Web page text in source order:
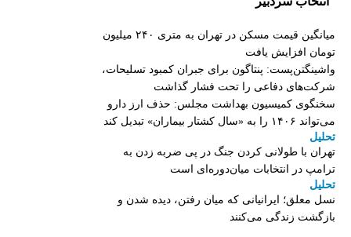
میانگین قیمت مسکن در تهران به متری ۲۴۰ میلیون
تومان افزایش یافت
واشینگتن‌پست: پنتاگون برای جبران کمبود تسلیحات،
شرکت‌های دفاعی را تحت فشار گذاشت
سخنگوی کمیسیون بهداشت مجلس: حذف ارز دارو
می‌تواند ۱۴۰۶ را به «سال کشتار بیماران» تبدیل کند
تحلیل
تهران با طولانی کردن جنگ در پی ضربه زدن به
ترامپ در انتخابات میان‌دوره‌ای است
تحلیل
نسل معلق؛ ایرانیانی که میان رفتن، دیده شدن و
بازگشت زندگی می‌کنند